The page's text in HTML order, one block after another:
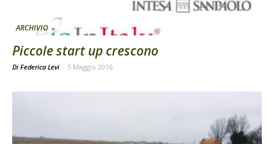
ARCHIVIO
Piccole start up crescono
Di Federica Levi - 5 Maggio 2016